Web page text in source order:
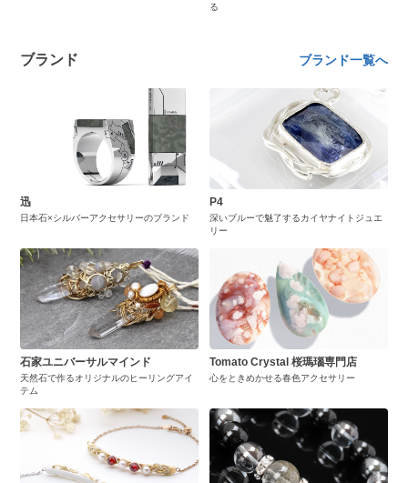
る
ブランド ブランド一覧へ
迅
日本石×シルバーアクセサリーのブランド
P4
深いブルーで魅了するカイヤナイトジュエ
リー
石家ユニバーサルマインド
天然石で作るオリジナルのヒーリングアイ
テム
Tomato Crystal 桜瑪瑙専門店
心をときめかせる春色アクセサリー